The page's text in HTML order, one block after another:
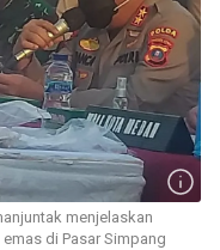
menjelaskan
di Pasar Simpang